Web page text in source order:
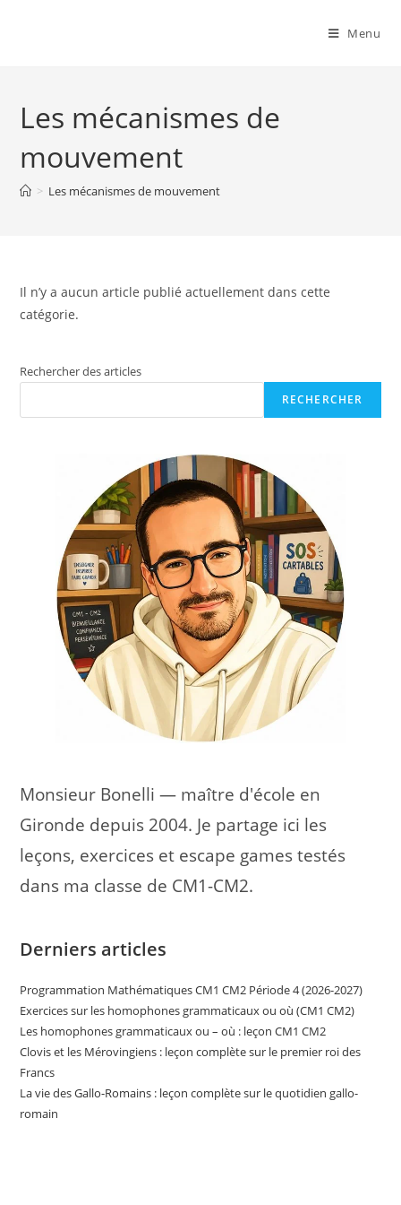
Menu
Les mécanismes de
mouvement
> Les mécanismes de mouvement
Il n’y a aucun article publié actuellement dans cette
catégorie.
Rechercher des articles
RECHERCHER
Monsieur Bonelli — maître d'école en
Gironde depuis 2004. Je partage ici les
leçons, exercices et escape games testés
dans ma classe de CM1-CM2.
Derniers articles
Programmation Mathématiques CM1 CM2 Période 4 (2026-2027)
Exercices sur les homophones grammaticaux ou où (CM1 CM2)
Les homophones grammaticaux ou – où : leçon CM1 CM2
Clovis et les Mérovingiens : leçon complète sur le premier roi des
Francs
La vie des Gallo-Romains : leçon complète sur le quotidien gallo-
romain